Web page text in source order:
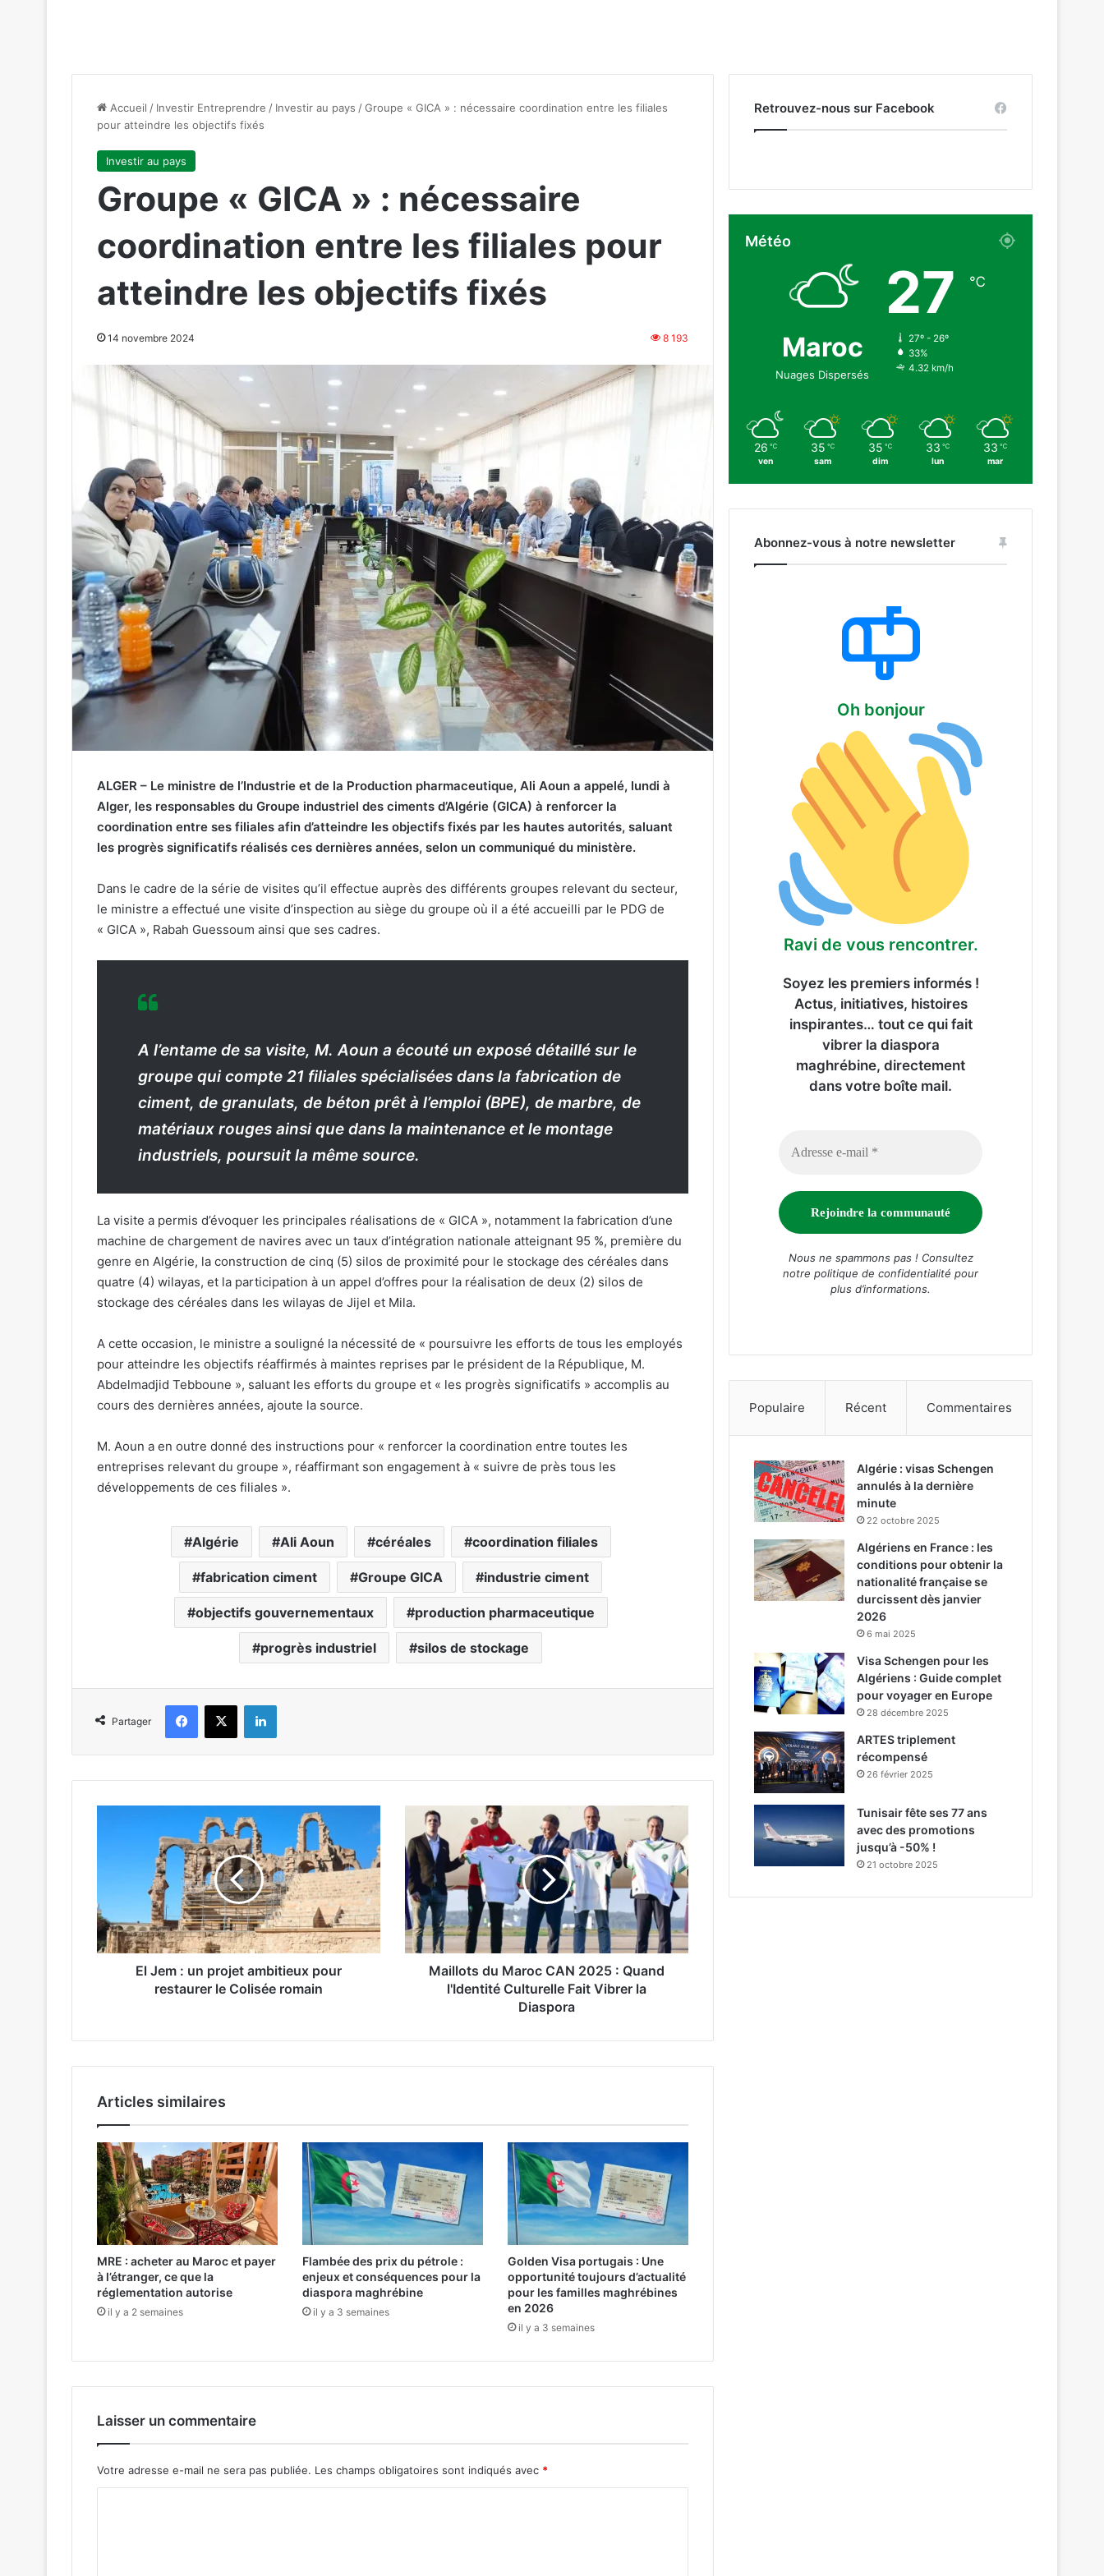
Accueil / Investir Entreprendre / Investir au pays /Groupe « GICA » : nécessaire coordination entre les filiales
pour atteindre les objectifs fixés
Investir au pays
Groupe « GICA » : nécessaire
coordination entre les filiales pour
atteindre les objectifs fixés
14 novembre 2024 8 193
ALGER – Le ministre de l’Industrie et de la Production pharmaceutique, Ali Aoun a appelé, lundi à
Alger, les responsables du Groupe industriel des ciments d’Algérie (GICA) à renforcer la
coordination entre ses filiales afin d’atteindre les objectifs fixés par les hautes autorités, saluant
les progrès significatifs réalisés ces dernières années, selon un communiqué du ministère.
Dans le cadre de la série de visites qu’il effectue auprès des différents groupes relevant du secteur,
le ministre a effectué une visite d’inspection au siège du groupe où il a été accueilli par le PDG de
« GICA », Rabah Guessoum ainsi que ses cadres.
A l’entame de sa visite, M. Aoun a écouté un exposé détaillé sur le
groupe qui compte 21 filiales spécialisées dans la fabrication de
ciment, de granulats, de béton prêt à l’emploi (BPE), de marbre, de
matériaux rouges ainsi que dans la maintenance et le montage
industriels, poursuit la même source.
La visite a permis d’évoquer les principales réalisations de « GICA », notamment la fabrication d’une
machine de chargement de navires avec un taux d’intégration nationale atteignant 95 %, première du
genre en Algérie, la construction de cinq (5) silos de proximité pour le stockage des céréales dans
quatre (4) wilayas, et la participation à un appel d’offres pour la réalisation de deux (2) silos de
stockage des céréales dans les wilayas de Jijel et Mila.
A cette occasion, le ministre a souligné la nécessité de « poursuivre les efforts de tous les employés
pour atteindre les objectifs réaffirmés à maintes reprises par le président de la République, M.
Abdelmadjid Tebboune », saluant les efforts du groupe et « les progrès significatifs » accomplis au
cours des dernières années, ajoute la source.
M. Aoun a en outre donné des instructions pour « renforcer la coordination entre toutes les
entreprises relevant du groupe », réaffirmant son engagement à « suivre de près tous les
développements de ces filiales ».
Algérie Ali Aoun céréales coordination filiales
fabrication ciment Groupe GICA industrie ciment
objectifs gouvernementaux production pharmaceutique
progrès industriel silos de stockage
Partager
:
u
n
p
t
i
t
i
e
u
x
p
o
u
r
r
e
s
u
r
r
C
o
El Jem : un projet ambitieux pour
restaurer le Colisée romain
i
o
t
s
d
o
2
0
5
:
Q
u
a
n
d
l
e
n
C
u
Maillots du Maroc CAN 2025 : Quand
l'Identité Culturelle Fait Vibrer la
Diaspora
Articles similaires
MRE : acheter au Maroc et payer
à l’étranger, ce que la
réglementation autorise
il y a 2 semaines
Flambée des prix du pétrole :
enjeux et conséquences pour la
diaspora maghrébine
il y a 3 semaines
Golden Visa portugais : Une
opportunité toujours d’actualité
pour les familles maghrébines
en 2026
il y a 3 semaines
Laisser un commentaire
Votre adresse e-mail ne sera pas publiée. Les champs obligatoires sont indiqués avec *
Retrouvez-nous sur Facebook
Météo
Maroc
Nuages Dispersés
27 ℃
27º - 26º
33%
4.32 km/h
26 ℃
ven
35 ℃
sam
35 ℃
dim
33 ℃
lun
33 ℃
mar
Abonnez-vous à notre newsletter
Oh bonjour
Ravi de vous rencontrer.
Soyez les premiers informés !
Actus, initiatives, histoires
inspirantes… tout ce qui fait
vibrer la diaspora
maghrébine, directement
dans votre boîte mail.
Nous ne spammons pas ! Consultez
notre politique de confidentialité pour
plus d’informations.
Populaire Récent Commentaires
Algérie : visas Schengen
annulés à la dernière
minute
22 octobre 2025
Algériens en France : les
conditions pour obtenir la
nationalité française se
durcissent dès janvier
2026
6 mai 2025
Visa Schengen pour les
Algériens : Guide complet
pour voyager en Europe
28 décembre 2025
ARTES triplement
récompensé
26 février 2025
Tunisair fête ses 77 ans
avec des promotions
jusqu’à -50% !
21 octobre 2025